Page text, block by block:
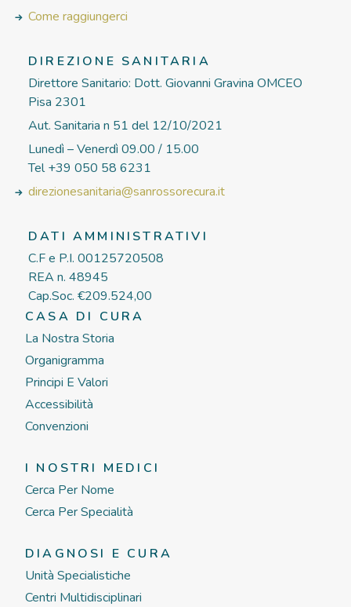
Come raggiungerci
DIREZIONE SANITARIA
Direttore Sanitario: Dott. Giovanni Gravina OMCEO
Pisa 2301
Aut. Sanitaria n 51 del 12/10/2021
Lunedì – Venerdì 09.00 / 15.00
Tel +39 050 58 6231
direzionesanitaria@sanrossorecura.it
DATI AMMINISTRATIVI
C.F e P.I. 00125720508
REA n. 48945
Cap.Soc. €209.524,00
CASA DI CURA
La Nostra Storia
Organigramma
Principi E Valori
Accessibilità
Convenzioni
I NOSTRI MEDICI
Cerca Per Nome
Cerca Per Specialità
DIAGNOSI E CURA
Unità Specialistiche
Centri Multidisciplinari